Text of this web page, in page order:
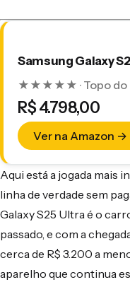
Samsung Galaxy
★★★★★ · Topo do
R$ 4.798,00
Ver na Amazon →
Aqui está a jogada mais
linha de verdade sem
Galaxy S25 Ultra é o
passado, e com a
cerca de R$ 3.200 a
aparelho que continua